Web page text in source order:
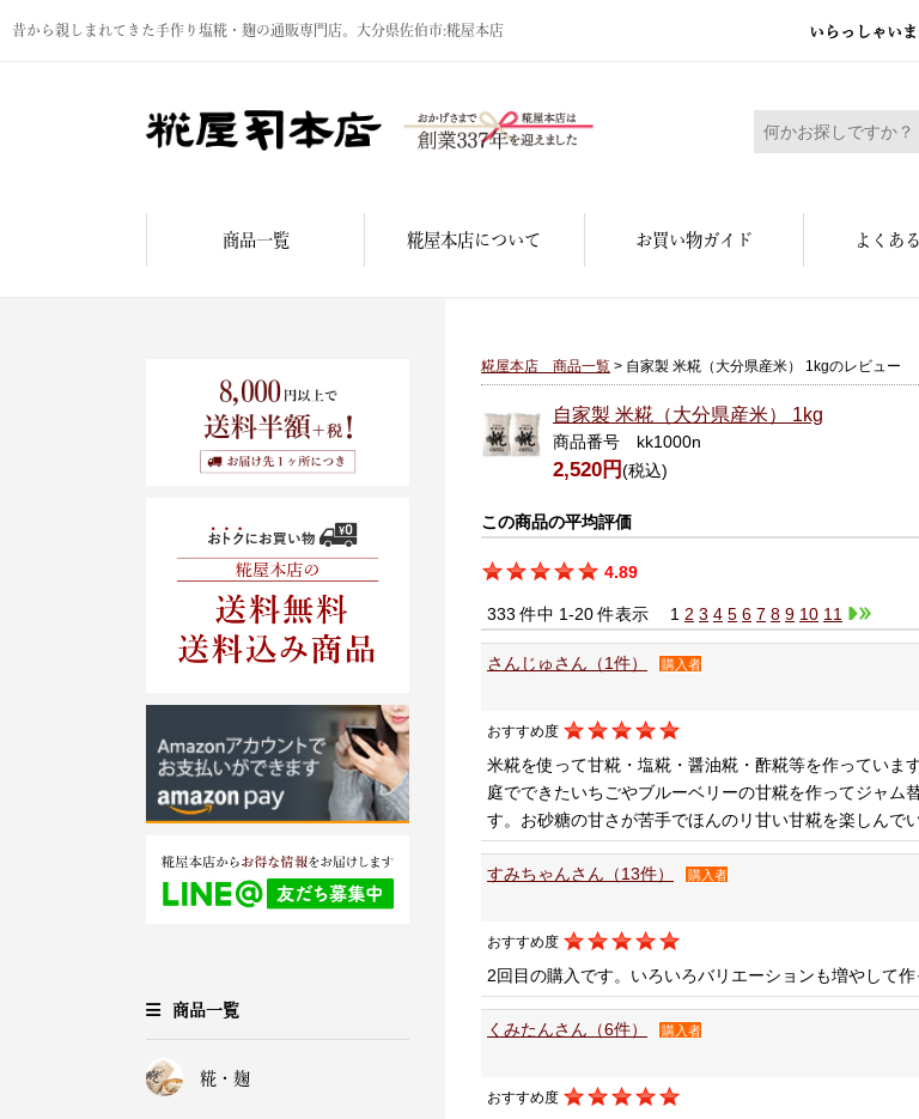
昔から親しまれてきた手作り塩糀・麹の通販専門店。大分県佐伯市:糀屋本店 いらっしゃいま
糀屋本店 - 元禄二年。創業三百余年
商品一覧 糀屋本店について お買い物ガイド よくあ
商品一覧
糀・麹
糀屋本店 商品一覧 > 自家製 米糀（大分県産米） 1kgのレビュー
自家製 米糀（大分県産米） 1kg
商品番号 kk1000n
2,520円(税込)
この商品の平均評価
4.89
333 件中 1-20 件表示 1 2 3 4 5 6 7 8 9 10 11
さんじゅさん（1件） 購入者
おすすめ度
米糀を使って甘糀・塩糀・醤油糀・酢糀等を作っています
庭でできたいちごやブルーベリーの甘糀を作ってジャム
す。お砂糖の甘さが苦手でほんのリ甘い甘糀を楽しんでい
すみちゃんさん（13件） 購入者
おすすめ度
2回目の購入です。いろいろバリエーションも増やして
くみたんさん（6件） 購入者
おすすめ度